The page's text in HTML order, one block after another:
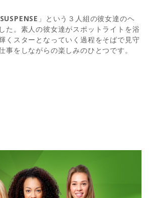
」という３人組の彼女達のヘ
た。素人の彼女達がスポットライトを浴
くスターとなっていく過程をそばで見守
事をしながらの楽しみのひとつです。